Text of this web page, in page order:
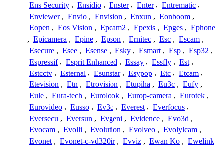
Ens Security , Ensidio , Enster , Enter , Entrematic ,
Enviewer , Envio , Envision , Enxun , Eonboom ,
Eopen , Eos Vision , Epcam2 , Epexis , Epges , Ephone
, Epicamera , Epine , Epson , Ernitec , Esc , Escam ,
Esecure , Esee , Esense , Esky , Esmart , Esp , Esp32 ,
Espressif , Esprit Enhanced , Essay , Essfly , Est ,
Estcctv , Esternal , Esunstar , Esypop , Etc , Etcam ,
Etevision , Etn , Etrovision , Etupiha , Eu3c , Eufy ,
Eule , Eura-tech , Eurolook , Europ-camera , Eurotek ,
Eurovideo , Eusso , Ev3c , Everest , Everfocus ,
Eversecu , Eversun , Evgeni , Evidence , Evo3d ,
Evocam , Evolli , Evolution , Evolveo , Evolylcam ,
Evonet , Evonet-c-vd320ir , Evviz , Ewan Ko , Ewelink